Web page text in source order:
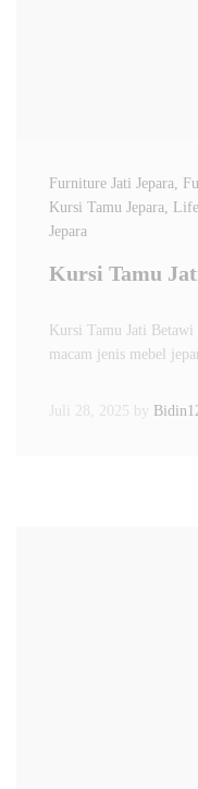
Furniture Jati Jepara,
Kursi Tamu Jepara,
Jepara
Kursi Tamu
Kursi Tamu Jati
macam jenis mebel
Juli 28, 2025 by